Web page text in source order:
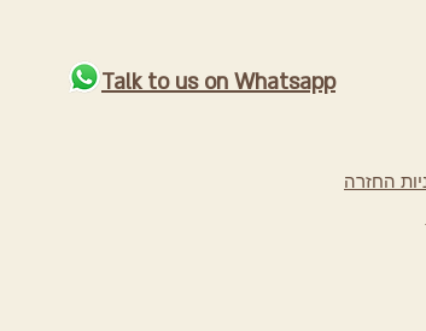
Talk to us on Whatsapp